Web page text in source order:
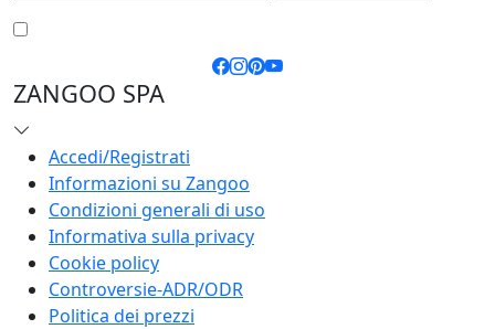
ZANGOO SPA
Accedi/Registrati
Informazioni su Zangoo
Condizioni generali di uso
Informativa sulla privacy
Cookie policy
Controversie-ADR/ODR
Politica dei prezzi